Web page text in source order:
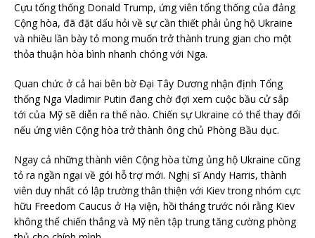
Cựu tổng thống Donald Trump, ứng viên tổng thống của đảng
Cộng hòa, đã đặt dấu hỏi về sự cần thiết phải ủng hộ Ukraine
và nhiều lần bày tỏ mong muốn trở thành trung gian cho một
thỏa thuận hòa bình nhanh chóng với Nga.
Quan chức ở cả hai bên bờ Đại Tây Dương nhận định Tổng
thống Nga Vladimir Putin đang chờ đợi xem cuộc bầu cử sắp
tới của Mỹ sẽ diễn ra thế nào. Chiến sự Ukraine có thể thay đổi
nếu ứng viên Cộng hòa trở thành ông chủ Phòng Bầu dục.
Ngay cả những thành viên Cộng hòa từng ủng hộ Ukraine cũng
tỏ ra ngần ngại về gói hỗ trợ mới. Nghị sĩ Andy Harris, thành
viên duy nhất có lập trường thân thiện với Kiev trong nhóm cực
hữu Freedom Caucus ở Hạ viện, hồi tháng trước nói rằng Kiev
không thể chiến thắng và Mỹ nên tập trung tăng cường phòng